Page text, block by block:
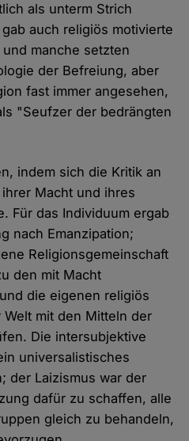
als unterm Strich
auch religiös motivierte
manche setzten
der Befreiung, aber
fast immer angesehen,
"Seufzer der bedrängten
indem sich die Kritik an
Macht und ihres
Für das Individuum ergab
nach Emanzipation;
Religionsgemeinschaft
den mit Macht
die eigenen religiös
mit den Mitteln der
Die intersubjektive
universalistisches
der Laizismus war der
dafür zu schaffen, alle
gleich zu behandeln,